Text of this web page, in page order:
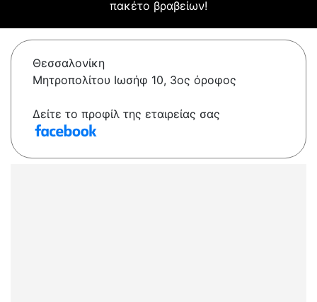
πακέτο βραβείων!
Θεσσαλονίκη
Μητροπολίτου Ιωσήφ 10, 3ος όροφος
Δείτε το προφίλ της εταιρείας σας